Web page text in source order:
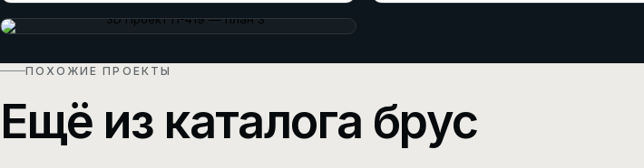
ПОХОЖИЕ ПРОЕКТЫ
Ещё из каталога брус